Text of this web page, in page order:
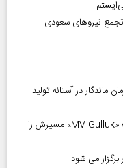
تجمع نیروهای سعودی
در آستانه تولید
حمله پهپادی به کشتی ترکیه‌ای در دریای سیاه؛ «MV Gulluk» مسیرش را
می شود